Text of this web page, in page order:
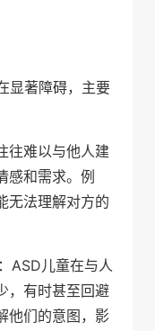
显著障碍，主要
往难以与他人建
感和需求。例
无法理解对方的
ASD儿童在与人
，有时甚至回避
他们的意图，影